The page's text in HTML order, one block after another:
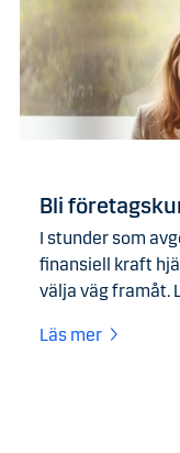
Bli
I stunder som
finansiell kraft
välja väg framåt.
Läs mer